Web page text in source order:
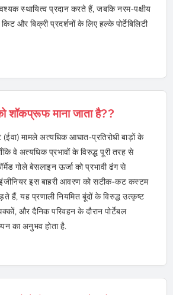
स्थायित्व प्रदान करते हैं, जबकि नरम-पक्षीय
और बिक्री प्रदर्शनों के लिए हल्के पोर्टेबिलिटी
शॉकप्रूफ माना जाता है??
(ईवा) मामले अत्यधिक आघात-प्रतिरोधी बाड़ों के
वे अत्यधिक प्रभावों के विरुद्ध पूरी तरह से
गोले बेसलाइन ऊर्जा को प्रभावी ढंग से
इस बाहरी आवरण को सटीक-कट कस्टम
हैं, यह प्रणाली नियमित बूंदों के विरुद्ध उत्कृष्ट
और दैनिक परिवहन के दौरान पोर्टेबल
का अनुभव होता है.